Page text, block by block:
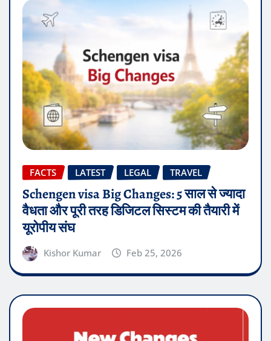
FACTS LATEST LEGAL TRAVEL
Schengen visa Big Changes: 5 साल से ज्यादा
वैधता और पूरी तरह डिजिटल सिस्टम की तैयारी में
यूरोपीय संघ
Kishor Kumar Feb 25, 2026